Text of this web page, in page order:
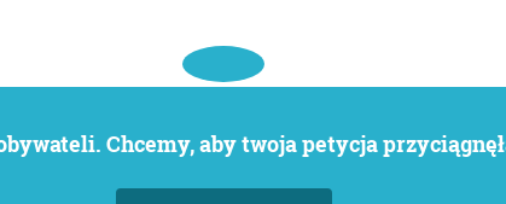
Chcemy, aby twoja petycja